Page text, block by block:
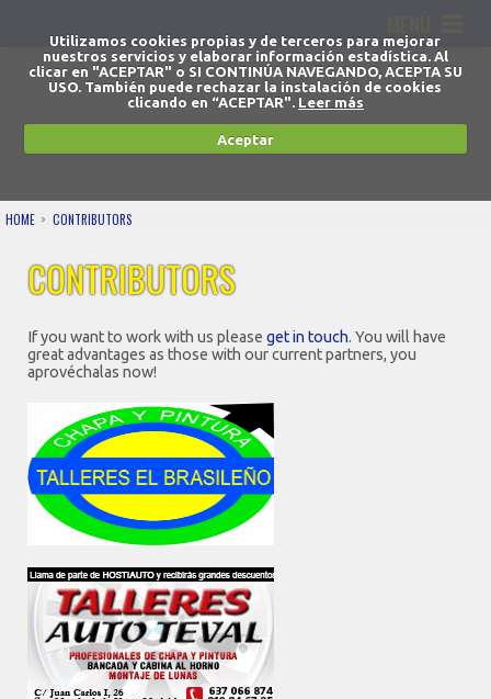
Utilizamos cookies propias y de terceros para mejorar
nuestros servicios y elaborar información estadística. Al
clicar en "ACEPTAR" o SI CONTINÚA NAVEGANDO, ACEPTA SU
USO. También puede rechazar la instalación de cookies
clicando en “ACEPTAR". Leer más
Aceptar
HOME CONTRIBUTORS
CONTRIBUTORS
If you want to work with us please get in touch. You will have
great advantages as those with our current partners, you
aprovéchalas now!